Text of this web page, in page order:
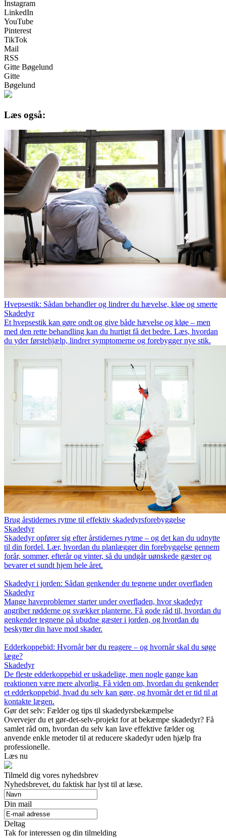
Instagram
LinkedIn
YouTube
Pinterest
TikTok
Mail
RSS
Gitte Bøgelund
Gitte
Bøgelund
Læs også:
Hvepsestik: Sådan behandler og lindrer du hævelse, kløe og smerte
Skadedyr
Et hvepsestik kan gøre ondt og give både hævelse og kløe – men
med den rette behandling kan du hurtigt få det bedre. Læs, hvordan
du yder førstehjælp, lindrer symptomerne og forebygger nye stik.
Brug årstidernes rytme til effektiv skadedyrsforebyggelse
Skadedyr
Skadedyr opfører sig efter årstidernes rytme – og det kan du udnytte
til din fordel. Lær, hvordan du planlægger din forebyggelse gennem
forår, sommer, efterår og vinter, så du undgår uønskede gæster og
bevarer et sundt hjem hele året.
Skadedyr i jorden: Sådan genkender du tegnene under overfladen
Skadedyr
Mange haveproblemer starter under overfladen, hvor skadedyr
angriber rødderne og svækker planterne. Få gode råd til, hvordan du
genkender tegnene på ubudne gæster i jorden, og hvordan du
beskytter din have mod skader.
Edderkoppebid: Hvornår bør du reagere – og hvornår skal du søge
læge?
Skadedyr
De fleste edderkoppebid er uskadelige, men nogle gange kan
reaktionen være mere alvorlig. Få viden om, hvordan du genkender
et edderkoppebid, hvad du selv kan gøre, og hvornår det er tid til at
kontakte lægen.
Gør det selv: Fælder og tips til skadedyrsbekæmpelse
Overvejer du et gør-det-selv-projekt for at bekæmpe skadedyr? Få
samlet råd om, hvordan du selv kan lave effektive fælder og
anvende enkle metoder til at reducere skadedyr uden hjælp fra
professionelle.
Læs nu
Tilmeld dig vores nyhedsbrev
Nyhedsbrevet, du faktisk har lyst til at læse.
Din mail
Deltag
Tak for interessen og din tilmelding